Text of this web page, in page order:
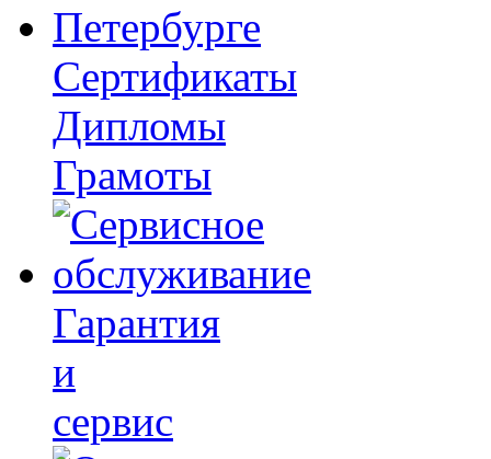
Сертификаты
Дипломы
Грамоты
Гарантия
и
сервис